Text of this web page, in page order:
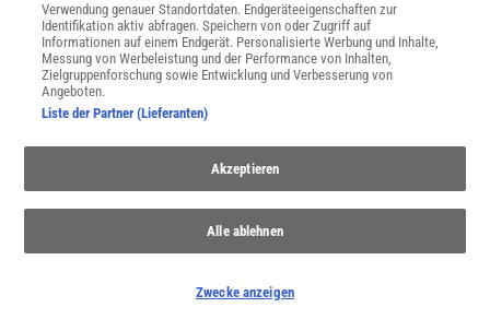
WEITERE NEUERSCHEINUNGEN SPEKTRUM SHOP
Spektrum.de-Newsletter abonnieren
JETZT ANMELDEN!
mit Ihren personenbezogenen Daten finden Sie in unsererDatenschutzerklärung.
Verwendung genauer Standortdaten. Endgeräteeigenschaften zur
Identifikation aktiv abfragen. Speichern von oder Zugriff auf
Informationen auf einem Endgerät. Personalisierte Werbung und Inhalte,
Messung von Werbeleistung und der Performance von Inhalten,
Zielgruppenforschung sowie Entwicklung und Verbesserung von
Angeboten.
Liste der Partner (Lieferanten)
Akzeptieren
Alle ablehnen
Zwecke anzeigen